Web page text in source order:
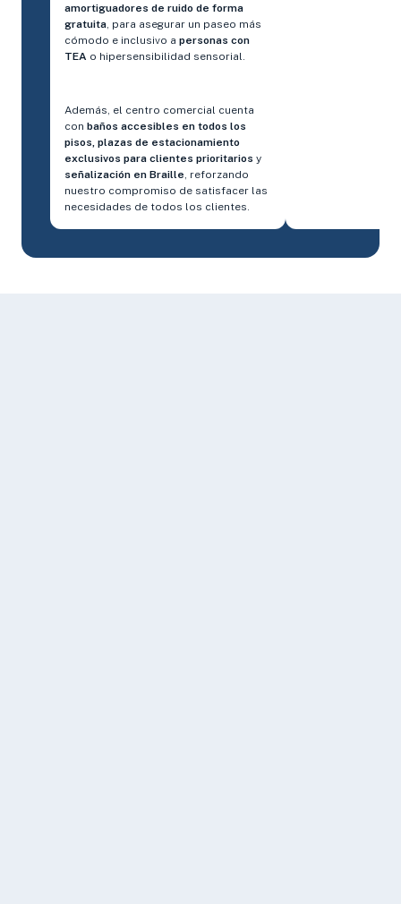
amortiguadores de ruido de forma
gratuita, para asegurar un paseo más
cómodo e inclusivo a personas con
TEA o hipersensibilidad sensorial.
Además, el centro comercial cuenta
con baños accesibles en todos los
pisos, plazas de estacionamiento
exclusivos para clientes prioritarios y
señalización en Braille, reforzando
nuestro compromiso de satisfacer las
necesidades de todos los clientes.